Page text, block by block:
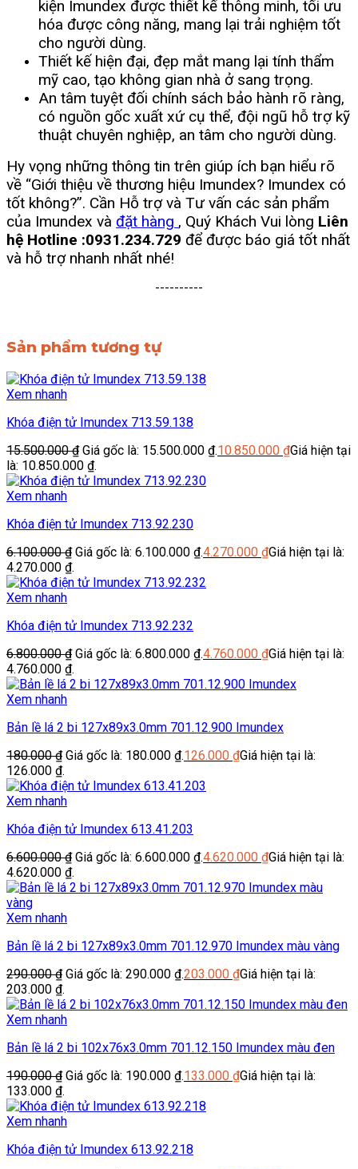
kiện Imundex được thiết kế thông minh, tối ưu
hóa được công năng, mang lại trải nghiệm tốt
cho người dùng.
Thiết kế hiện đại, đẹp mắt mang lại tính thẩm
mỹ cao, tạo không gian nhà ở sang trọng.
An tâm tuyệt đối chính sách bảo hành rõ ràng,
có nguồn gốc xuất xứ cụ thể, đội ngũ hỗ trợ kỹ
thuật chuyên nghiệp, an tâm cho người dùng.
Hy vọng những thông tin trên giúp ích bạn hiểu rõ
về “Giới thiệu về thương hiệu Imundex? Imundex có
tốt không?”. Cần Hỗ trợ và Tư vấn các sản phẩm
của Imundex và đặt hàng , Quý Khách Vui lòng Liên
hệ Hotline :0931.234.729 để được báo giá tốt nhất
và hỗ trợ nhanh nhất nhé!
----------
Sản phẩm tương tự
Xem nhanh
Khóa điện tử Imundex 713.59.138
15.500.000₫ Giá gốc là: 15.500.000 ₫.10.850.000 ₫Giá hiện tại
là: 10.850.000 ₫.
Xem nhanh
Khóa điện tử Imundex 713.92.230
6.100.000₫ Giá gốc là: 6.100.000 ₫.4.270.000 ₫Giá hiện tại là:
4.270.000 ₫.
Xem nhanh
Khóa điện tử Imundex 713.92.232
6.800.000₫ Giá gốc là: 6.800.000 ₫.4.760.000 ₫Giá hiện tại là:
4.760.000 ₫.
Xem nhanh
Bản lề lá 2 bi 127x89x3.0mm 701.12.900 Imundex
180.000₫ Giá gốc là: 180.000 ₫.126.000 ₫Giá hiện tại là:
126.000 ₫.
Xem nhanh
Khóa điện tử Imundex 613.41.203
6.600.000₫ Giá gốc là: 6.600.000 ₫.4.620.000 ₫Giá hiện tại là:
4.620.000 ₫.
Xem nhanh
Bản lề lá 2 bi 127x89x3.0mm 701.12.970 Imundex màu vàng
290.000₫ Giá gốc là: 290.000 ₫.203.000 ₫Giá hiện tại là:
203.000 ₫.
Xem nhanh
Bản lề lá 2 bi 102x76x3.0mm 701.12.150 Imundex màu đen
190.000₫ Giá gốc là: 190.000 ₫.133.000 ₫Giá hiện tại là:
133.000 ₫.
Xem nhanh
Khóa điện tử Imundex 613.92.218